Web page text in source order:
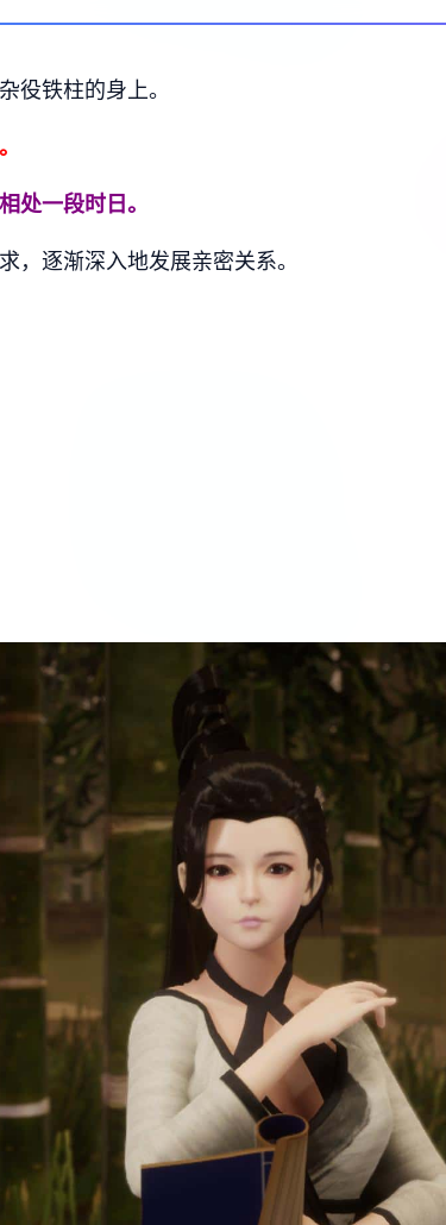
役铁柱的身上。
处一段时日。
，逐渐深入地发展亲密关系。